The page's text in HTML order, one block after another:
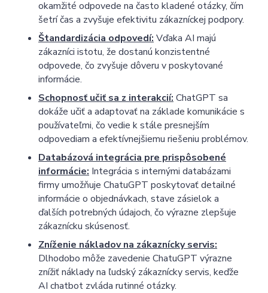
okamžité odpovede na často kladené otázky, čím
šetrí čas a zvyšuje efektivitu zákazníckej podpory.
Štandardizácia odpovedí: Vďaka AI majú
zákazníci istotu, že dostanú konzistentné
odpovede, čo zvyšuje dôveru v poskytované
informácie.
Schopnosť učiť sa z interakcií: ChatGPT sa
dokáže učiť a adaptovať na základe komunikácie s
používateľmi, čo vedie k stále presnejším
odpovediam a efektívnejšiemu riešeniu problémov.
Databázová integrácia pre prispôsobené
informácie: Integrácia s internými databázami
firmy umožňuje ChatuGPT poskytovať detailné
informácie o objednávkach, stave zásielok a
ďalších potrebných údajoch, čo výrazne zlepšuje
zákaznícku skúsenosť.
Zníženie nákladov na zákaznícky servis:
Dlhodobo môže zavedenie ChatuGPT výrazne
znížiť náklady na ľudský zákaznícky servis, keďže
AI chatbot zvláda rutinné otázky.